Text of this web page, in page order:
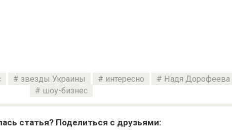
звезды Украины интересно
Надя Дорофеева
шоу-бизнес
статья? Поделиться с друзьями: